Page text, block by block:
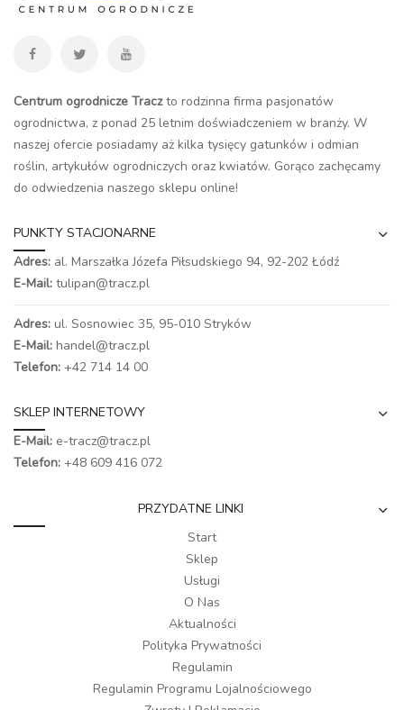
Centrum ogrodnicze Traczto rodzinna firma pasjonatów
ogrodnictwa, z ponad 25 letnim doświadczeniem w branży. W
naszej ofercie posiadamy aż kilka tysięcy gatunków i odmian
roślin, artykułów ogrodniczych oraz kwiatów. Gorąco zachęcamy
do odwiedzenia naszego sklepu online!
PUNKTY STACJONARNE
Adres: al. Marszałka Józefa Piłsudskiego 94, 92-202 Łódź
E-Mail: tulipan@tracz.pl
Adres: ul. Sosnowiec 35, 95-010 Stryków
E-Mail: handel@tracz.pl
Telefon: +42 714 14 00
SKLEP INTERNETOWY
E-Mail: e-tracz@tracz.pl
Telefon: +48 609 416 072
PRZYDATNE LINKI
Start
Sklep
Usługi
O Nas
Aktualności
Polityka Prywatności
Regulamin
Regulamin Programu Lojalnościowego